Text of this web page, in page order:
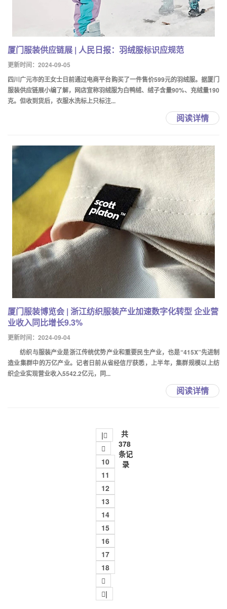
厦门服装供应链展 | 人民日报：羽绒服标识应规范
更新时间：2024-09-05
四川广元市的王女士日前通过电商平台购买了一件售价599元的羽绒服。据厦门
服装供应链展小编了解，网店宣称羽绒服为白鸭绒、绒子含量90%、充绒量190
克。但收到货后，衣服水洗标上只标注...
阅读详情
厦门服装博览会 | 浙江纺织服装产业加速数字化转型 企业营
业收入同比增长9.3%
更新时间：2024-09-04
纺织与服装产业是浙江传统优势产业和重要民生产业，也是“415X”先进制
造业集群中的万亿产业。记者日前从省经信厅获悉，上半年，集群规模以上纺
织企业实现营业收入5542.2亿元，同...
阅读详情
|

10
11
12
13
14
15
16
17
18

|
共
378
条记
录